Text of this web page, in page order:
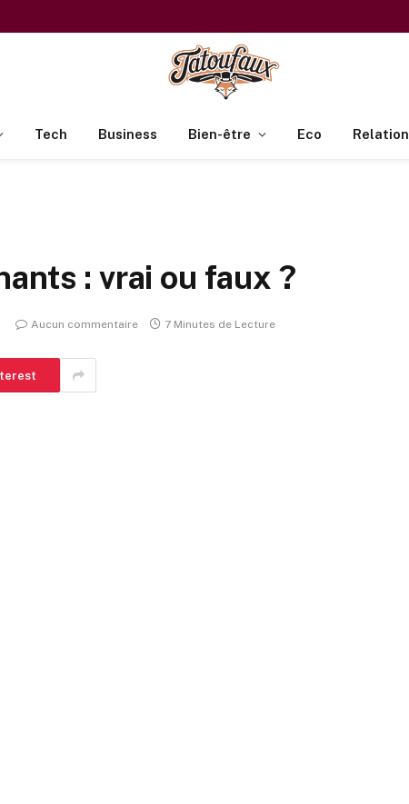
Tech Business Bien-être Eco Relation
: vrai ou faux ?
Aucun commentaire 7 Minutes de Lecture